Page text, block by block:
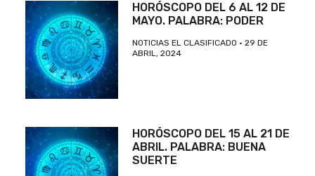
HORÓSCOPO DEL 6 AL 12 DE
MAYO. PALABRA: PODER
NOTICIAS EL CLASIFICADO
29 DE
ABRIL, 2024
HORÓSCOPO DEL 15 AL 21 DE
ABRIL. PALABRA: BUENA
SUERTE